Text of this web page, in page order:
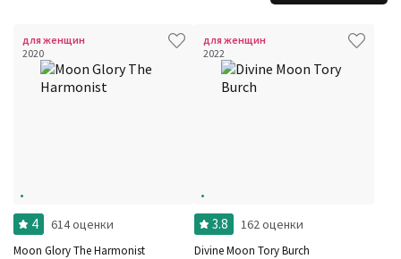
для женщин
2020
4 614 оценки
Moon Glory The Harmonist
для женщин
2022
3.8 162 оценки
Divine Moon Tory Burch